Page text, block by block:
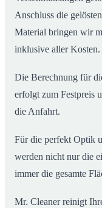
Anschluss die
Material bringen wir
inklusive aller Kosten.
Die Berechnung für
erfolgt zum Festpreis
die Anfahrt.
Für die perfekt Optik
werden nicht nur die
immer die gesamte
Mr. Cleaner reinigt